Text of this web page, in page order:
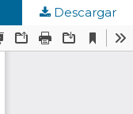
Descargar